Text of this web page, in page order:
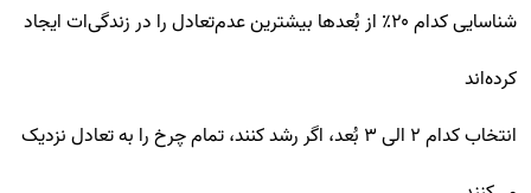
شناسایی کدام ۲۰٪ از بُعدها بیشترین عدم‌تعادل را در زندگی‌ات ایجاد
کرده‌اند
انتخاب کدام ۲ الی ۳ بُعد، اگر رشد کنند، تمام چرخ را به تعادل نزدیک